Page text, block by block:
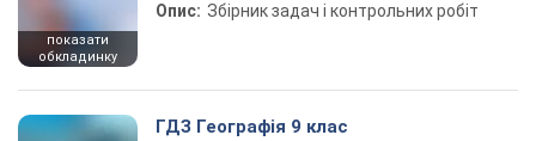
показати
обкладинку
Опис: Збірник задач і контрольних робіт
ГДЗ Географія 9 клас